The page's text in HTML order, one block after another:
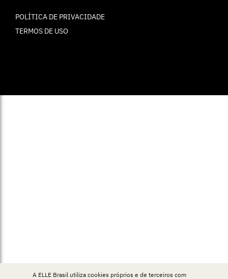
POLÍTICA DE PRIVACIDADE
TERMOS DE USO
A ELLE Brasil utiliza cookies próprios e de terceiros com